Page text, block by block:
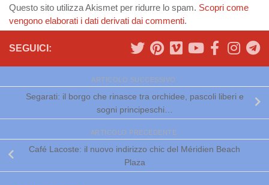
Questo sito utilizza Akismet per ridurre lo spam. Scopri come
vengono elaborati i dati derivati dai commenti.
SEGUICI:
ARTICOLO SUCCESSIVO
Segarati: il borgo che rinasce tra orchidee, pascoli liberi e
sogni principeschi…
ARTICOLO PRECEDENTE
Café Lacoste: il nuovo indirizzo chic del Méridien Beach
Plaza